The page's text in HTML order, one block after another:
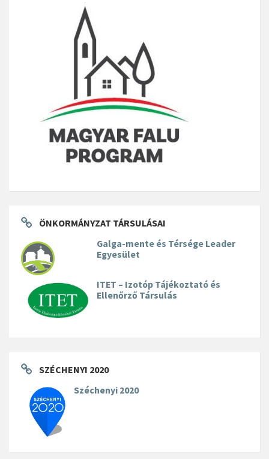
ÖNKORMÁNYZAT TÁRSULÁSAI
Galga-mente és Térsége Leader
Egyesület
ITET – Izotóp Tájékoztató és
Ellenőrző Társulás
SZÉCHENYI 2020
Széchenyi 2020